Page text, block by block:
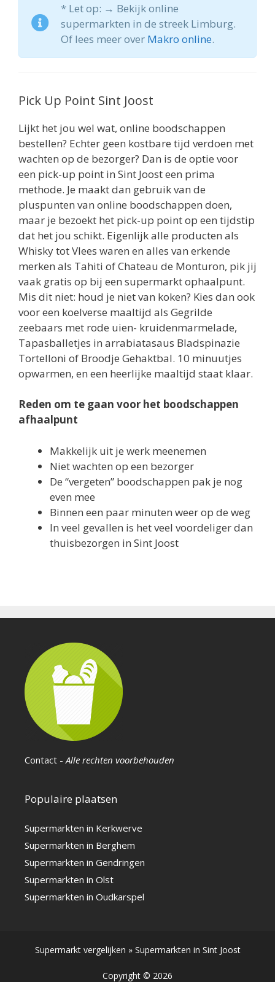
* Let op: → Bekijk online
supermarkten in de streek Limburg.
Of lees meer over Makro online.
Pick Up Point Sint Joost
Lijkt het jou wel wat, online boodschappen
bestellen? Echter geen kostbare tijd verdoen met
wachten op de bezorger? Dan is de optie voor
een pick-up point in Sint Joost een prima
methode. Je maakt dan gebruik van de
pluspunten van online boodschappen doen,
maar je bezoekt het pick-up point op een tijdstip
dat het jou schikt. Eigenlijk alle producten als
Whisky tot Vlees waren en alles van erkende
merken als Tahiti of Chateau de Monturon, pik jij
vaak gratis op bij een supermarkt ophaalpunt.
Mis dit niet: houd je niet van koken? Kies dan ook
voor een koelverse maaltijd als Gegrilde
zeebaars met rode uien- kruidenmarmelade,
Tapasballetjes in arrabiatasaus Bladspinazie
Tortelloni of Broodje Gehaktbal. 10 minuutjes
opwarmen, en een heerlijke maaltijd staat klaar.
Reden om te gaan voor het boodschappen
afhaalpunt
Makkelijk uit je werk meenemen
Niet wachten op een bezorger
De “vergeten” boodschappen pak je nog
even mee
Binnen een paar minuten weer op de weg
In veel gevallen is het veel voordeliger dan
thuisbezorgen in Sint Joost
Contact -Alle rechten voorbehouden
Populaire plaatsen
Supermarkten in Kerkwerve
Supermarkten in Berghem
Supermarkten in Gendringen
Supermarkten in Olst
Supermarkten in Oudkarspel
Supermarkt vergelijken » Supermarkten in Sint Joost
Copyright © 2026